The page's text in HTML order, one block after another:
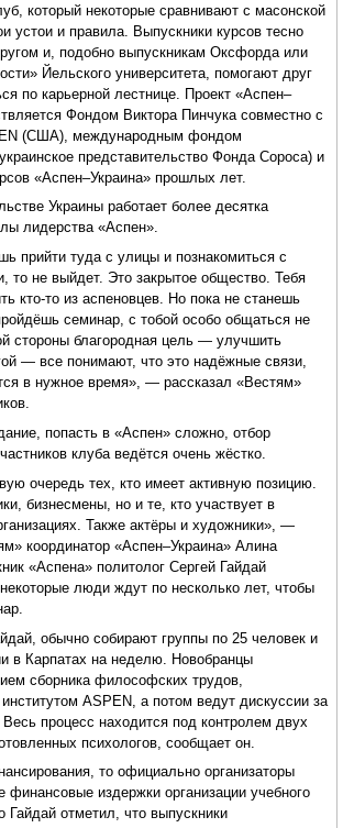
который некоторые сравнивают с масонской
устои и правила. Выпускники курсов тесно
и, подобно выпускникам Оксфорда или
Йельского университета, помогают друг
по карьерной лестнице. Проект «Аспен–
Фондом Виктора Пинчука совместно с
(США), международным фондом
представительство Фонда Сороса) и
«Аспен–Украина» прошлых лет.
Украины работает более десятка
лидерства «Аспен».
прийти туда с улицы и познакомиться с
не выйдет. Это закрытое общество. Тебя
кто-то из аспеновцев. Но пока не станешь
семинар, с тобой особо общаться не
стороны благородная цель — улучшить
— все понимают, что это надёжные связи,
в нужное время», — рассказал «Вестям»
попасть в «Аспен» сложно, отбор
клуба ведётся очень жёстко.
очередь тех, кто имеет активную позицию.
бизнесмены, но и те, кто участвует в
Также актёры и художники», —
координатор «Аспен–Украина» Алина
«Аспена» политолог Сергей Гайдай
люди ждут по несколько лет, чтобы
обычно собирают группы по 25 человек и
в Карпатах на неделю. Новобранцы
сборника философских трудов,
институтом ASPEN, а потом ведут дискуссии за
процесс находится под контролем двух
психологов, сообщает он.
то официально организаторы
финансовые издержки организации учебного
Гайдай отметил, что выпускники